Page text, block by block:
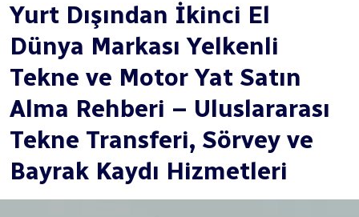
Yurt Dışından İkinci El
Dünya Markası Yelkenli
Tekne ve Motor Yat Satın
Alma Rehberi – Uluslararası
Tekne Transferi, Sörvey ve
Bayrak Kaydı Hizmetleri